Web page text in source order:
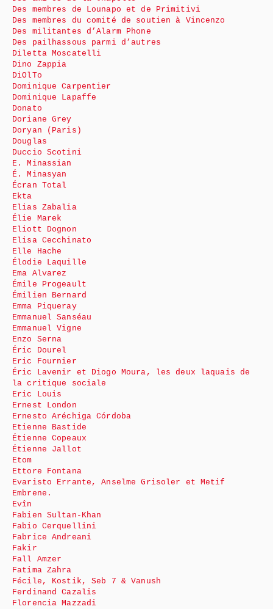
Des membres de Lounapo et de Primitivi
Des membres du comité de soutien à Vincenzo
Des militantes d’Alarm Phone
Des pailhassous parmi d’autres
Diletta Moscatelli
Dino Zappia
DiOlTo
Dominique Carpentier
Dominique Lapaffe
Donato
Doriane Grey
Doryan (Paris)
Douglas
Duccio Scotini
E. Minassian
É. Minasyan
Écran Total
Ekta
Elias Zabalia
Élie Marek
Eliott Dognon
Elisa Cecchinato
Elle Hache
Élodie Laquille
Ema Alvarez
Émile Progeault
Émilien Bernard
Emma Piqueray
Emmanuel Sanséau
Emmanuel Vigne
Enzo Serna
Éric Dourel
Eric Fournier
Éric Lavenir et Diogo Moura, les deux laquais de
la critique sociale
Eric Louis
Ernest London
Ernesto Aréchiga Córdoba
Etienne Bastide
Étienne Copeaux
Étienne Jallot
Etom
Ettore Fontana
Evaristo Errante, Anselme Grisoler et Metif
Embrene.
Evîn
Fabien Sultan-Khan
Fabio Cerquellini
Fabrice Andreani
Fakir
Fall Amzer
Fatima Zahra
Fécile, Kostik, Seb 7 & Vanush
Ferdinand Cazalis
Florencia Mazzadi